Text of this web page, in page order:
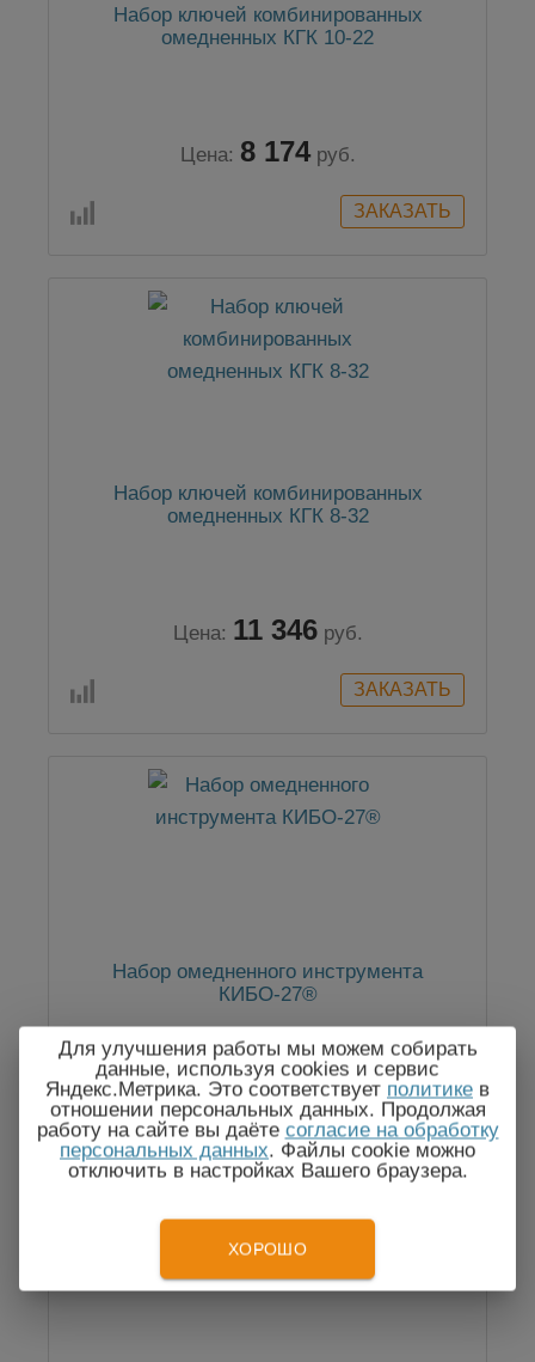
Набор ключей комбинированных
омедненных КГК 10-22
Цена: 8 174 руб.
Набор ключей комбинированных
омедненных КГК 8-32
Цена: 11 346 руб.
Набор омедненного инструмента
КИБО-27®
Цена: 54 120 руб.
Для улучшения работы мы можем собирать
данные, используя cookies и сервис
Яндекс.Метрика. Это соответствует политике в
отношении персональных данных. Продолжая
работу на сайте вы даёте согласие на обработку
персональных данных. Файлы cookie можно
отключить в настройках Вашего браузера.
ХОРОШО